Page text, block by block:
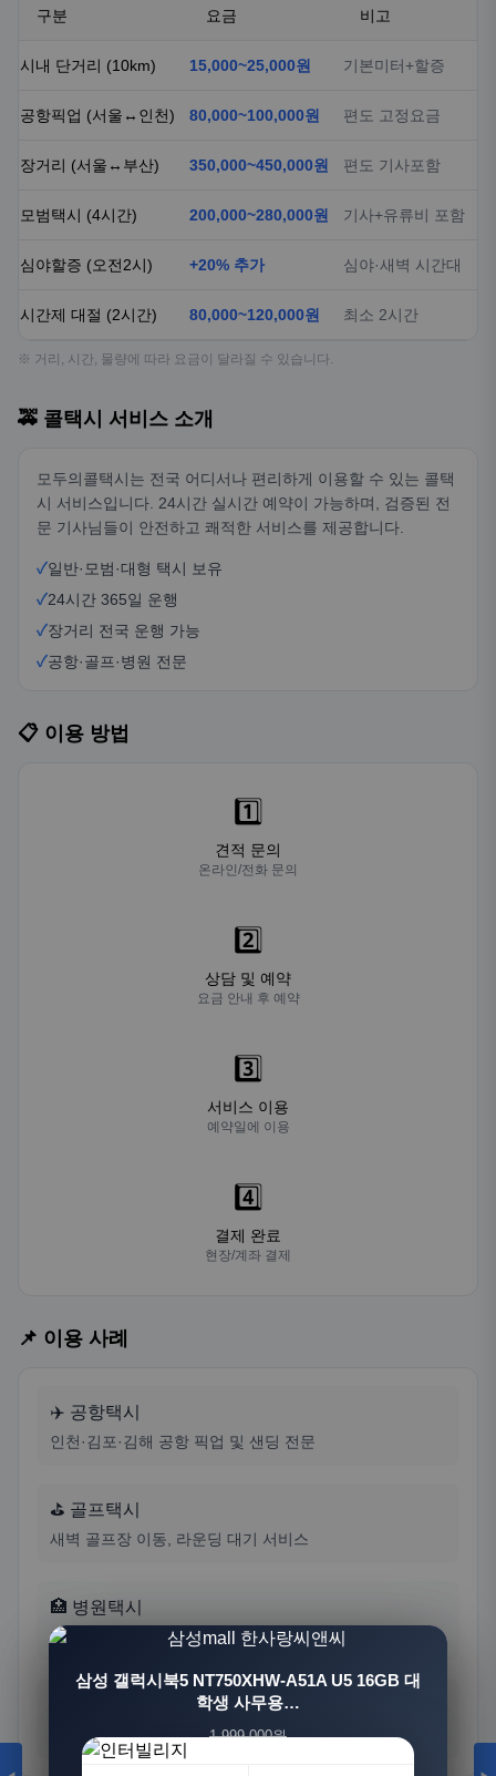
구분 요금 비고
시내 단거리 (10km) 15,000~25,000원 기본미터+할증
공항픽업 (서울↔인천) 80,000~100,000원 편도 고정요금
장거리 (서울↔부산) 350,000~450,000원 편도 기사포함
모범택시 (4시간) 200,000~280,000원 기사+유류비 포함
심야할증 (오전2시) +20% 추가 심야·새벽 시간대
시간제 대절 (2시간) 80,000~120,000원 최소 2시간
※ 거리, 시간, 물량에 따라 요금이 달라질 수 있습니다.
🚕 콜택시 서비스 소개
모두의콜택시는 전국 어디서나 편리하게 이용할 수 있는 콜택
시 서비스입니다. 24시간 실시간 예약이 가능하며, 검증된 전
문 기사님들이 안전하고 쾌적한 서비스를 제공합니다.
✓일반·모범·대형 택시 보유
✓24시간 365일 운행
✓장거리 전국 운행 가능
✓공항·골프·병원 전문
📋 이용 방법
1️⃣
견적 문의
온라인/전화 문의
2️⃣
상담 및 예약
요금 안내 후 예약
3️⃣
서비스 이용
예약일에 이용
4️⃣
결제 완료
현장/계좌 결제
📌 이용 사례
✈️ 공항택시
인천·김포·김해 공항 픽업 및 샌딩 전문
⛳ 골프택시
새벽 골프장 이동, 라운딩 대기 서비스
🏥 병원택시
환자 이동, 노인 보호자 동행 서비스
새벽·심야 안전한 귀가 서비스
[3+1] 동국제약 마이핏 V 활성엽산 임신준비 임산
부영양 30정, 4개
100,000원
삼성 갤럭시북5 NT750XHW-A51A U5 16GB 대
학생 사무용…
1,999,000원